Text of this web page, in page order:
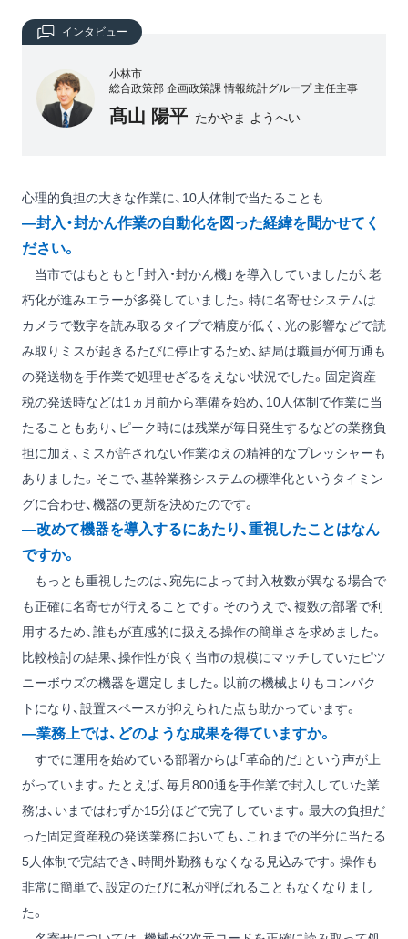
インタビュー
小林市
総合政策部 企画政策課 情報統計グループ 主任主事
髙山 陽平 たかやま ようへい
心理的負担の大きな作業に、10人体制で当たることも
―封入・封かん作業の自動化を図った経緯を聞かせてく
ださい。
当市ではもともと「封入・封かん機」を導入していましたが、老
朽化が進みエラーが多発していました。特に名寄せシステムは
カメラで数字を読み取るタイプで精度が低く、光の影響などで読
み取りミスが起きるたびに停止するため、結局は職員が何万通も
の発送物を手作業で処理せざるをえない状況でした。固定資産
税の発送時などは1ヵ月前から準備を始め、10人体制で作業に当
たることもあり、ピーク時には残業が毎日発生するなどの業務負
担に加え、ミスが許されない作業ゆえの精神的なプレッシャーも
ありました。そこで、基幹業務システムの標準化というタイミン
グに合わせ、機器の更新を決めたのです。
―改めて機器を導入するにあたり、重視したことはなん
ですか。
もっとも重視したのは、宛先によって封入枚数が異なる場合で
も正確に名寄せが行えることです。そのうえで、複数の部署で利
用するため、誰もが直感的に扱える操作の簡単さを求めました。
比較検討の結果、操作性が良く当市の規模にマッチしていたピツ
ニーボウズの機器を選定しました。以前の機械よりもコンパク
トになり、設置スペースが抑えられた点も助かっています。
―業務上では、どのような成果を得ていますか。
すでに運用を始めている部署からは「革命的だ」という声が上
がっています。たとえば、毎月800通を手作業で封入していた業
務は、いまではわずか15分ほどで完了しています。最大の負担だ
った固定資産税の発送業務においても、これまでの半分に当たる
5人体制で完結でき、時間外勤務もなくなる見込みです。操作も
非常に簡単で、設定のたびに私が呼ばれることもなくなりまし
た。